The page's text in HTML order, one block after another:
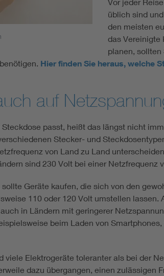
üblich sind
den meisten
das Vereinigte
planen, sollten
Hier finden Sie heraus, welche
auf
passt, heißt das längst nicht
Stecker- und
von Land zu Land
sind 230 Volt bei einer Netzfrequenz
Geräte kaufen, die sich von den
110 oder 120 Volt umstellen lassen.
in Ländern mit geringerer
beim Laden von
viele Elektrogeräte toleranter als bei der
dazu übergangen, einen zulässigen